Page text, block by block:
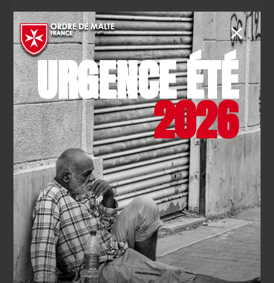
JE M'ENGAGE
SE
FORMER
Faites le choix de devenir un acteur de sécurité
civile en vous formant aux gestes qui sauvent.
JE ME FORME
URGENCE ÉTÉ
2026